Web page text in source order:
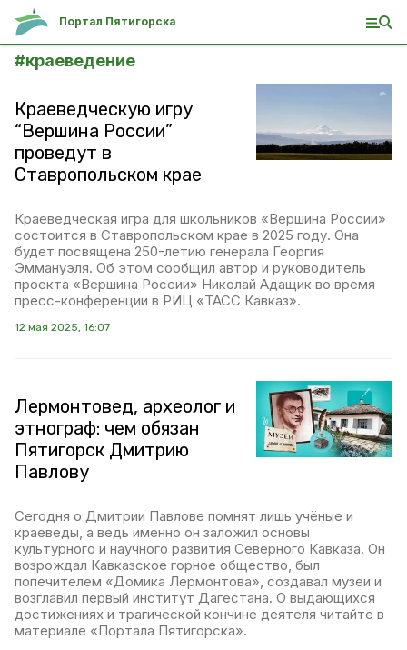
Портал Пятигорска
#краеведение
Краеведческую игру
“Вершина России”
проведут в
Ставропольском крае
Краеведческая игра для школьников «Вершина России»
состоится в Ставропольском крае в 2025 году. Она
будет посвящена 250-летию генерала Георгия
Эммануэля. Об этом сообщил автор и руководитель
проекта «Вершина России» Николай Адащик во время
пресс-конференции в РИЦ «ТАСС Кавказ».
12 мая 2025, 16:07
Лермонтовед, археолог и
этнограф: чем обязан
Пятигорск Дмитрию
Павлову
Сегодня о Дмитрии Павлове помнят лишь учёные и
краеведы, а ведь именно он заложил основы
культурного и научного развития Северного Кавказа. Он
возрождал Кавказское горное общество, был
попечителем «Домика Лермонтова», создавал музеи и
возглавил первый институт Дагестана. О выдающихся
достижениях и трагической кончине деятеля читайте в
материале «Портала Пятигорска».